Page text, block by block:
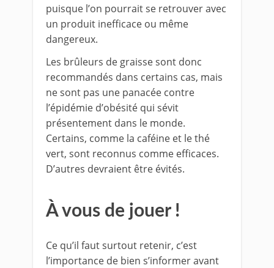
puisque l’on pourrait se retrouver avec
un produit inefficace ou même
dangereux.
Les brûleurs de graisse sont donc
recommandés dans certains cas, mais
ne sont pas une panacée contre
l’épidémie d’obésité qui sévit
présentement dans le monde.
Certains, comme la caféine et le thé
vert, sont reconnus comme efficaces.
D’autres devraient être évités.
À vous de jouer !
Ce qu’il faut surtout retenir, c’est
l’importance de bien s’informer avant